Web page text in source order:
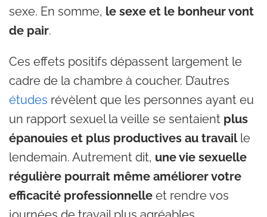
sexe. En somme, le sexe et le bonheur vont
de pair.
Ces effets positifs dépassent largement le
cadre de la chambre à coucher. D’autres
études révèlent que les personnes ayant eu
un rapport sexuel la veille se sentaient plus
épanouies et plus productives au travaille
lendemain. Autrement dit, une vie sexuelle
régulière pourrait même améliorer votre
efficacité professionnelle et rendre vos